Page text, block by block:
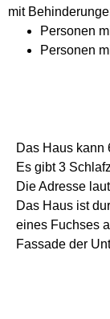
mit
Personen
Personen
Das Haus kann
Es gibt 3
Die Adresse
Das Haus ist
eines Fuchses
Fassade der